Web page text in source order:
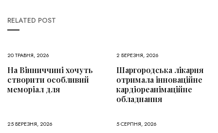
RELATED POST
20 ТРАВНЯ, 2026
На Вінниччині хочуть
створити особливий
меморіал для
2 БЕРЕЗНЯ, 2026
Шаргородська лікарня
отримала інноваційне
кардіореанімаційне
обладнання
25 БЕРЕЗНЯ, 2026 5 СЕРПНЯ, 2026